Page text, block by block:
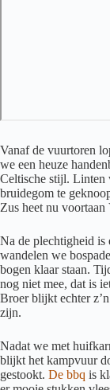
Vanaf de vuurtoren
we een heuze
Celtische stijl. Linten
bruidegom te
Zus heet nu voortaan
Na de plechtigheid
wandelen we
bogen klaar staan.
nog niet mee, dat is
Broer blijkt echter
zijn.
Nadat we met
blijkt het kampvuur
gestookt. De bbq is